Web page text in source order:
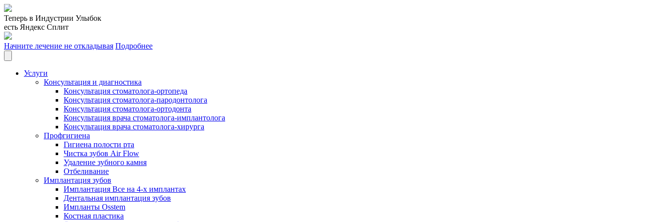
Теперь в Индустрии Улыбок
есть Яндекс Сплит
Начните лечение не откладывая Подробнее
Услуги
Консультация и диагностика
Консультация стоматолога-ортопеда
Консультация стоматолога-пародонтолога
Консультация стоматолога-ортодонта
Консультация врача стоматолога-имплантолога
Консультация врача стоматолога-хирурга
Профгигиена
Гигиена полости рта
Чистка зубов Air Flow
Удаление зубного камня
Отбеливание
Имплантация зубов
Имплантация Все на 4-х имплантах
Дентальная имплантация зубов
Импланты Osstem
Костная пластика